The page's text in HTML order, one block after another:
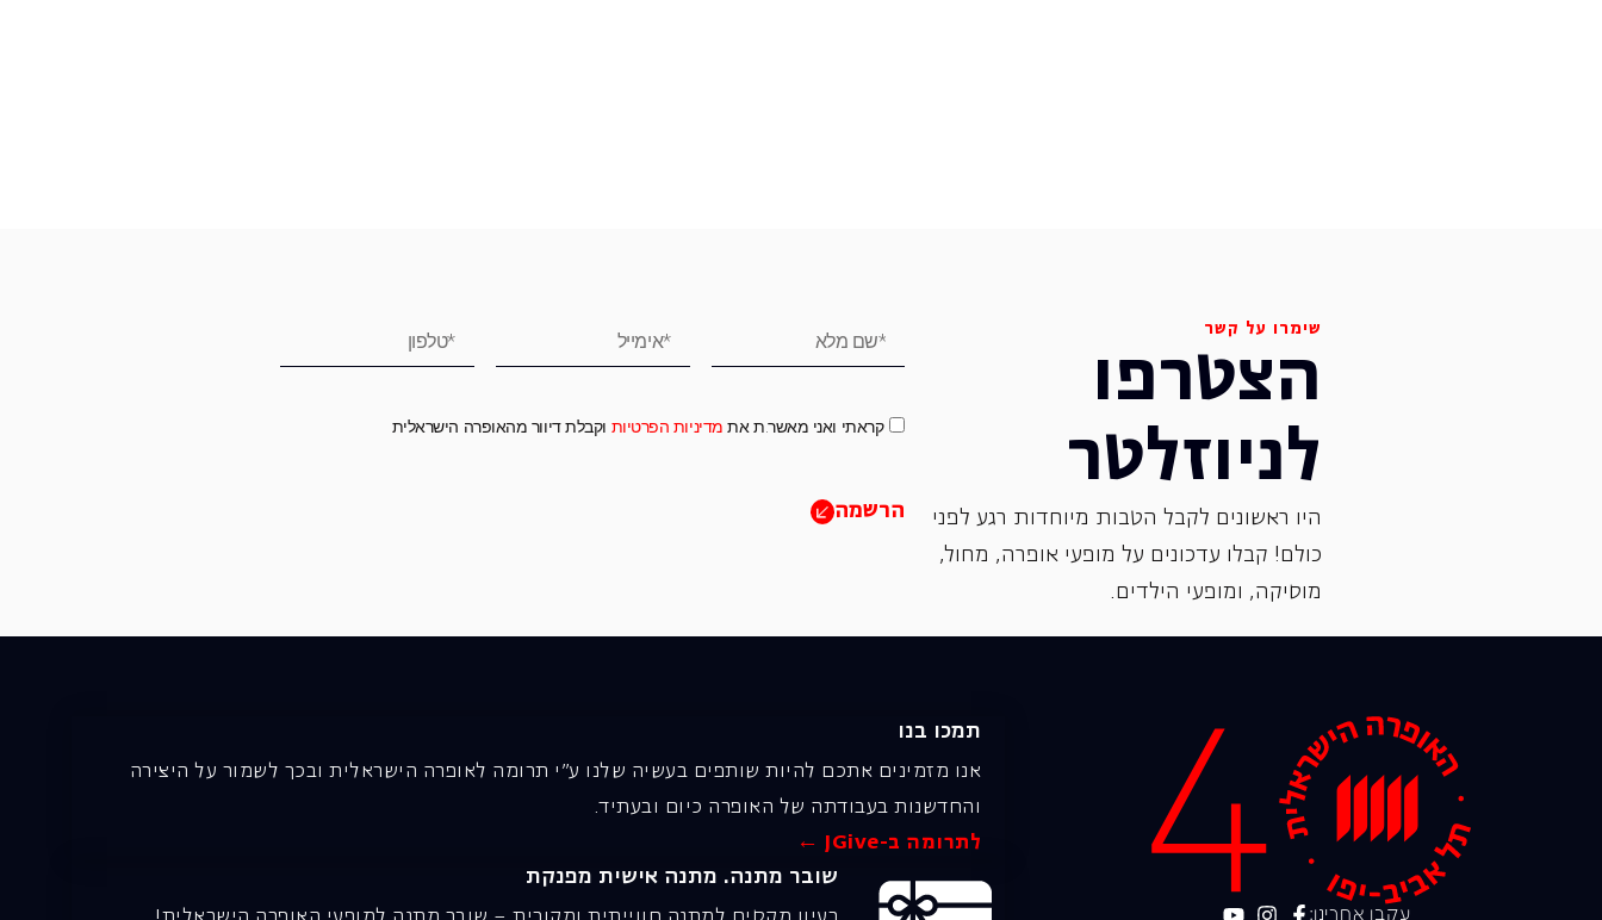
שימרו על קשר
הצטרפו
לניוזלטר
היו ראשונים לקבל הטבות מיוחדות רגע לפני
כולם! קבלו עדכונים על מופעי אופרה, ‏מחול,
‏מוסיקה, ומופעי הילדים.
קראתי ואני מאשר.ת את מדיניות הפרטיות וקבלת דיוור מהאופרה הישראלית
הרשמה
עקבו אחרינו:
תמכו בנו
אנו מזמינים אתכם להיות שותפים בעשיה שלנו ע"י תרומה לאופרה הישראלית ובכך לשמור על היצירה
והחדשנות בעבודתה של האופרה כיום ובעתיד.
לתרומה ב-JGive ←
שובר מתנה. מתנה אישית מפנקת